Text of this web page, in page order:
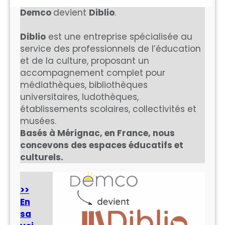
a
r
c
h
Demco devient Diblio.
Diblio est une entreprise spécialisée au
service des professionnels de l’éducation
et de la culture, proposant un
accompagnement complet pour
médiathèques, bibliothèques
universitaires, ludothèques,
établissements scolaires, collectivités et
musées.
Basés à Mérignac, en France, nous
concevons des espaces éducatifs et
culturels.
>>
En
sa